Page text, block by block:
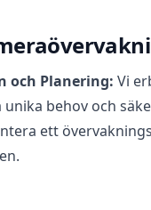
och Planering: Vi
behov och
ett